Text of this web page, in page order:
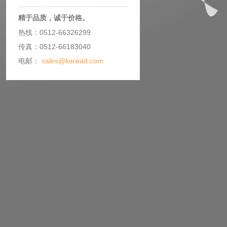
精于品质，诚于价格。
热线：0512-66326299
传真：0512-66183040
电邮： sales@keread.com